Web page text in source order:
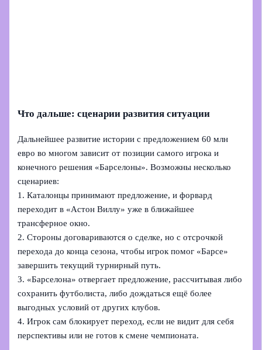
Что дальше: сценарии развития ситуации
Дальнейшее развитие истории с предложением 60 млн
евро во многом зависит от позиции самого игрока и
конечного решения «Барселоны». Возможны несколько
сценариев:
1. Каталонцы принимают предложение, и форвард
переходит в «Астон Виллу» уже в ближайшее
трансферное окно.
2. Стороны договариваются о сделке, но с отсрочкой
перехода до конца сезона, чтобы игрок помог «Барсе»
завершить текущий турнирный путь.
3. «Барселона» отвергает предложение, рассчитывая либо
сохранить футболиста, либо дождаться ещё более
выгодных условий от других клубов.
4. Игрок сам блокирует переход, если не видит для себя
перспективы или не готов к смене чемпионата.